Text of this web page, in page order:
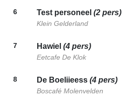
6 Test personeel (2 pers)
Klein Gelderland
7 Hawiel (4 pers)
Eetcafe De Klok
8 De Boeliieess (4 pers)
Boscafé Molenvelden